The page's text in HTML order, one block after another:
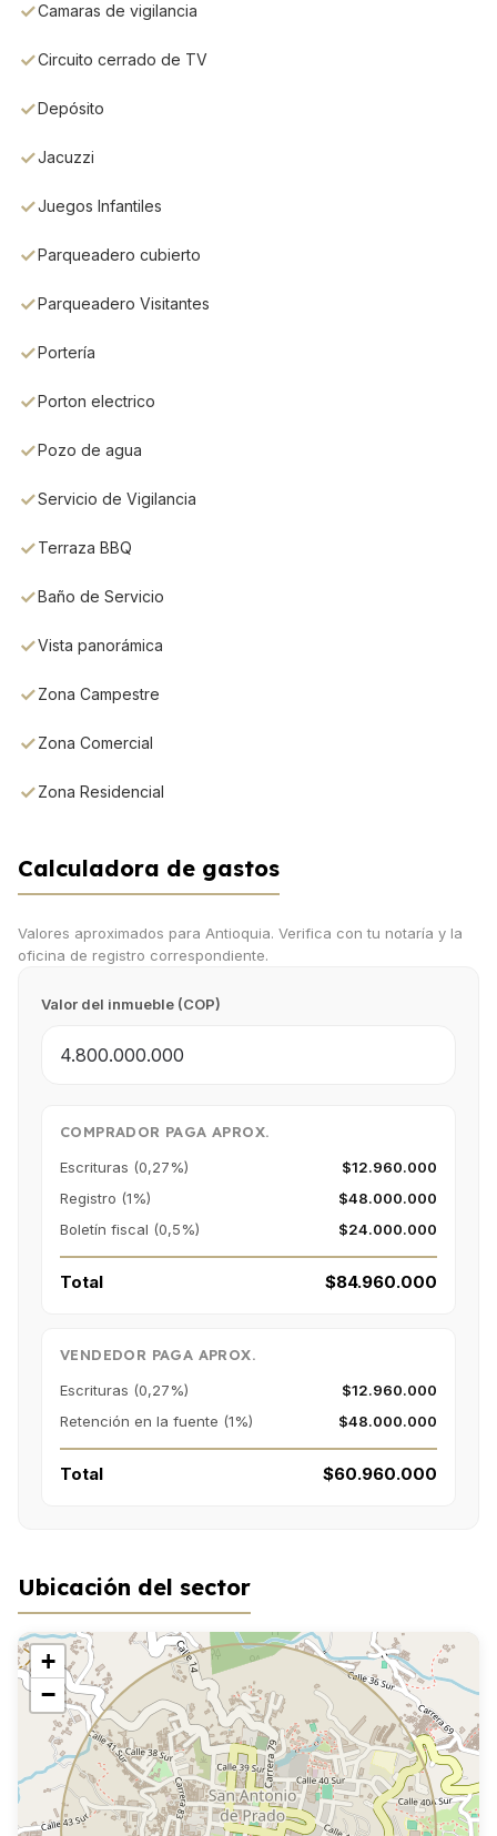
Camaras de vigilancia
Circuito cerrado de TV
Depósito
Jacuzzi
Juegos Infantiles
Parqueadero cubierto
Parqueadero Visitantes
Portería
Porton electrico
Pozo de agua
Servicio de Vigilancia
Terraza BBQ
Baño de Servicio
Vista panorámica
Zona Campestre
Zona Comercial
Zona Residencial
Calculadora de gastos
Valores aproximados para Antioquia. Verifica con tu notaría y la
oficina de registro correspondiente.
Valor del inmueble (COP)
COMPRADOR PAGA APROX.
Escrituras (0,27%)
$12.960.000
Registro (1%)
$48.000.000
Boletín fiscal (0,5%)
$24.000.000
Total $84.960.000
VENDEDOR PAGA APROX.
Escrituras (0,27%)
$12.960.000
Retención en la fuente (1%)
$48.000.000
Total $60.960.000
Ubicación del sector
+
−